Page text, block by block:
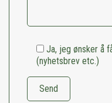
Ja, jeg ønsker å
(nyhetsbrev etc.)